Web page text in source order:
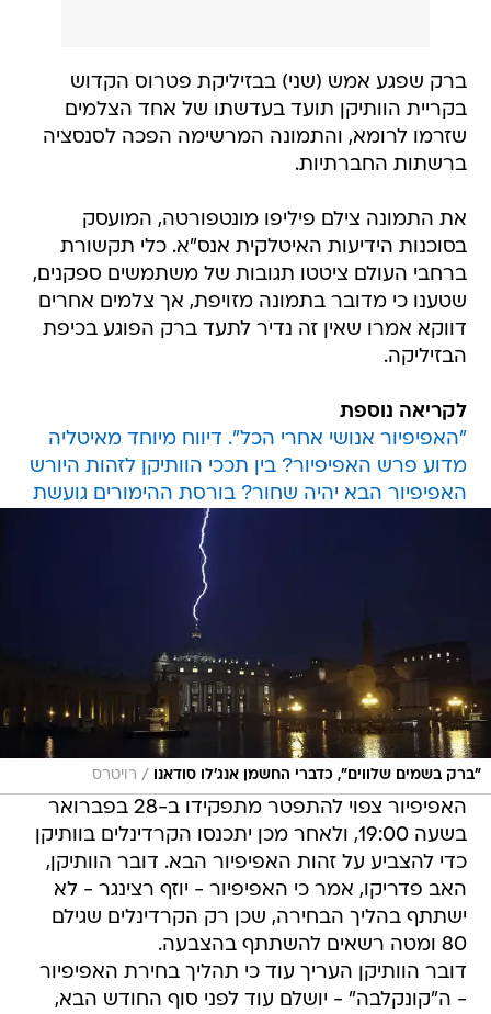
ברק שפגע אמש (שני) בבזיליקת פטרוס הקדוש
בקריית הוותיקן תועד בעדשתו של אחד הצלמים
שזרמו לרומא, והתמונה המרשימה הפכה לסנסציה
ברשתות החברתיות.
את התמונה צילם פיליפו מונטפורטה, המועסק
בסוכנות הידיעות האיטלקית אנס"א. כלי תקשורת
ברחבי העולם ציטטו תגובות של משתמשים ספקנים,
שטענו כי מדובר בתמונה מזויפת, אך צלמים אחרים
דווקא אמרו שאין זה נדיר לתעד ברק הפוגע בכיפת
הבזיליקה.
לקריאה נוספת
"האפיפיור אנושי אחרי הכל". דיווח מיוחד מאיטליה
מדוע פרש האפיפיור? בין תככי הוותיקן לזהות היורש
האפיפיור הבא יהיה שחור? בורסת ההימורים גועשת
"ברק בשמים שלווים", כדברי החשמן אנג'לו סודאנו / רויטרס
האפיפיור צפוי להתפטר מתפקידו ב-28 בפברואר
בשעה 19:00, ולאחר מכן יתכנסו הקרדינלים בוותיקן
כדי להצביע על זהות האפיפיור הבא. דובר הוותיקן,
האב פדריקו, אמר כי האפיפיור - יוזף רצינגר - לא
ישתתף בהליך הבחירה, שכן רק הקרדינלים שגילם
80 ומטה רשאים להשתתף בהצבעה.
דובר הוותיקן העריך עוד כי תהליך בחירת האפיפיור
- ה"קונקלבה" - יושלם עוד לפני סוף החודש הבא,